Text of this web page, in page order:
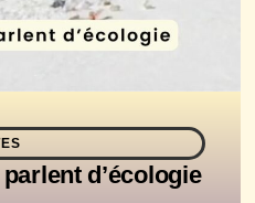
d’écologie